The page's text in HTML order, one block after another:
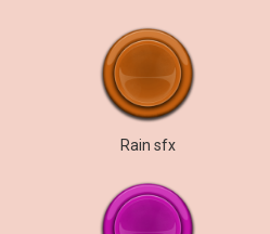
Rain sfx